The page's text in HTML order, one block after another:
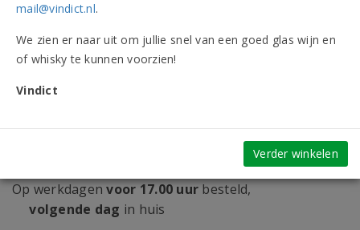
Vanaf 12 flessen 24,15 per fles
Op verlanglijst
Op werkdagenvoor 17.00 uur besteld,
volgende dag in huis
mail@vindict.nl.
We zien er naar uit om jullie snel van een goed glas wijn en
of whisky te kunnen voorzien!
Vindict
Verder winkelen